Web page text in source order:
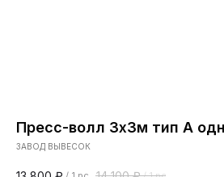
Пресс-волл 3х3м тип А
ЗАВОД ВЫВЕСОК